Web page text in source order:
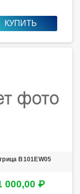
КУПИТЬ
B101EW05
000,00 ₽